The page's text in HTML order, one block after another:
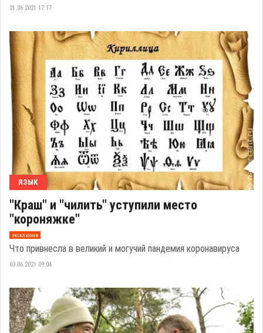
21.06.2021 17:17
ЯЗЫК
"Краш" и "чилить" уступили место
"короняжке"
эксклюзив
Что привнесла в великий и могучий пандемия коронавируса
03.06.2021 09:04